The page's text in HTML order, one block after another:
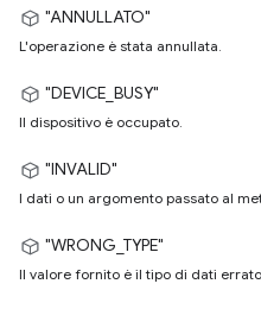
"ANNULLATO"
L'operazione è stata annullata.
"DEVICE_BUSY"
Il dispositivo è occupato.
"INVALID"
I dati o un argomento passato al
"WRONG_TYPE"
Il valore fornito è il tipo di dati